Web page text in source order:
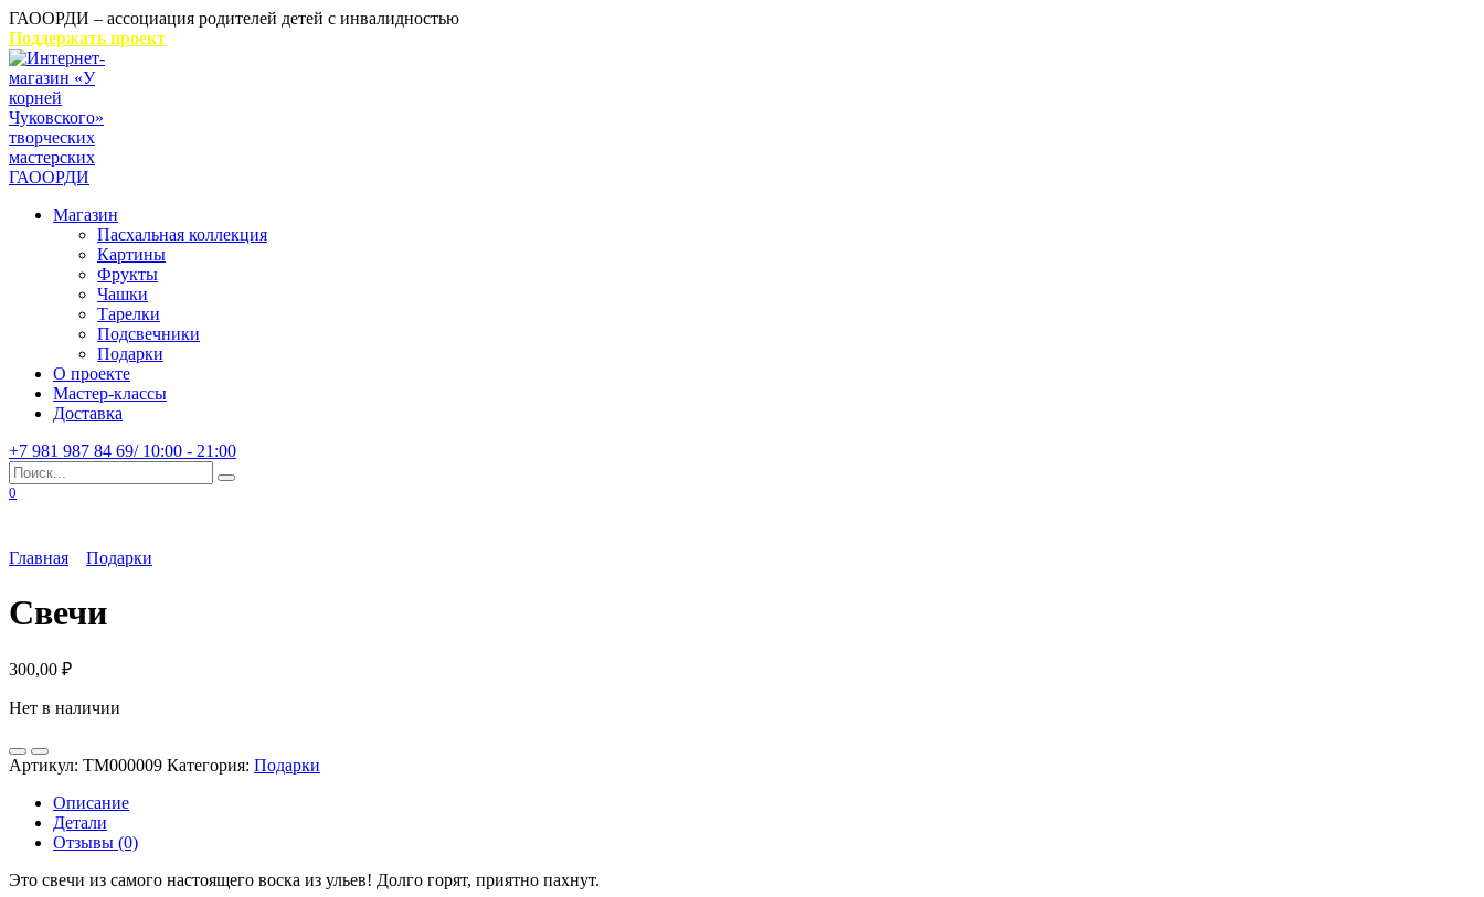
Перейти
к
содержанию
ГАООРДИ – ассоциация родителей детей с инвалидностью
Поддержать проект
Магазин
Пасхальная коллекция
Картины
Фрукты
Чашки
Тарелки
Подсвечники
Подарки
О проекте
Мастер-классы
Доставка
+7 981 987 84 69/ 10:00 - 21:00
Search
for:
0
Главная Подарки
Свечи
300,00 ₽
Нет в наличии
Артикул: TM000009 Категория: Подарки
Описание
Детали
Отзывы (0)
Это свечи из самого настоящего воска из ульев! Долго горят, приятно пахнут.